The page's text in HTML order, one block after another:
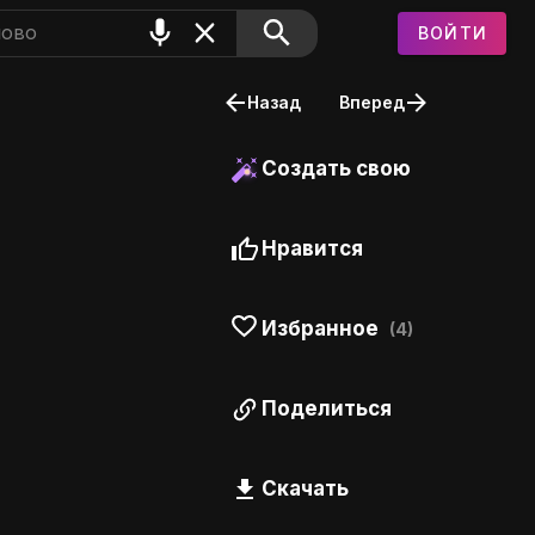
ВОЙТИ
Назад Вперед
Создать свою
Нравится
Избранное (4)
Поделиться
Скачать